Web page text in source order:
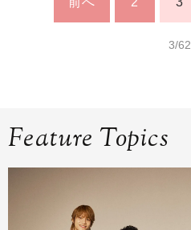
3/62
Feature Topics